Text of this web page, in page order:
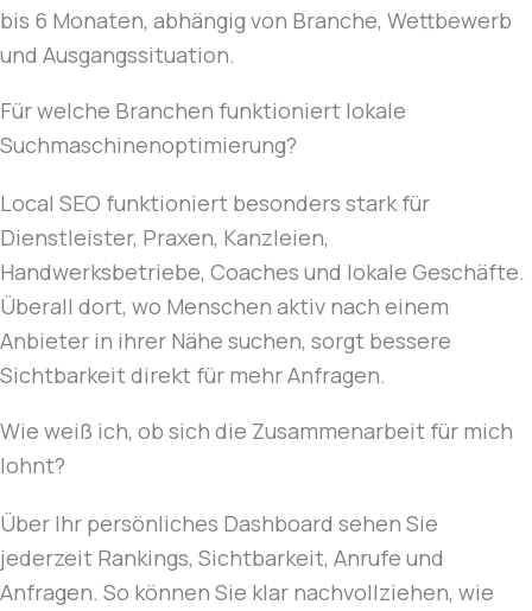
bis 6 Monaten, abhängig von Branche, Wettbewerb
und Ausgangssituation.
Für welche Branchen funktioniert lokale
Suchmaschinenoptimierung?
Local SEO funktioniert besonders stark für
Dienstleister, Praxen, Kanzleien,
Handwerksbetriebe, Coaches und lokale Geschäfte.
Überall dort, wo Menschen aktiv nach einem
Anbieter in ihrer Nähe suchen, sorgt bessere
Sichtbarkeit direkt für mehr Anfragen.
Wie weiß ich, ob sich die Zusammenarbeit für mich
lohnt?
Über Ihr persönliches Dashboard sehen Sie
jederzeit Rankings, Sichtbarkeit, Anrufe und
Anfragen. So können Sie klar nachvollziehen, wie